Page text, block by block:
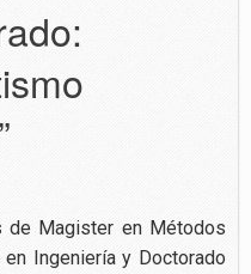
de Magister en Métodos
Ingeniería y Doctorado